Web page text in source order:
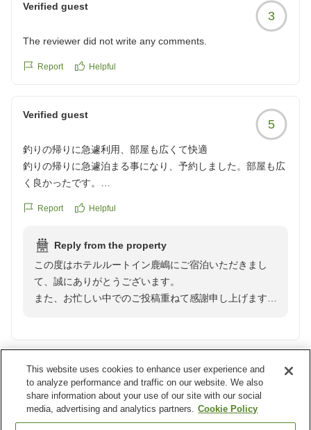
Verified guest
3
The reviewer did not write any comments.
Report Helpful
Verified guest
5
釣りの帰りに急遽利用、部屋も広くて快適
釣りの帰りに急遽泊まる事になり、予約しました。部屋も広
く良かったです。
https://review.travel.rakuten.co.jp/hotel/voice/161020?
Report Helpful
Reply from the property
この度はホテルルートイン鹿嶋にご宿泊いただきまし
て、誠にありがとうございます。
また、お忙しい中でのご投稿重ねて感謝申し上げます。
ービスの向上と設備の整備に努めて参ります。
また近くにお越しの際は、ぜひルートイン鹿嶋をご利用
くださいませ。
お客様のご宿泊を心よりお待ち申し上げております。
Verified guest
The reviewer did not write any comments.
This website uses cookies to enhance user experience and
to analyze performance and traffic on our website. We also
share information about your use of our site with our social
media, advertising and analytics partners. Cookie Policy